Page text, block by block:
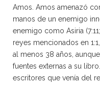
Amos. Amos amenazó
manos de un enemigo
enemigo como Asiria
reyes mencionados en
al menos 38 años,
fuentes externas a su
escritores que venía del